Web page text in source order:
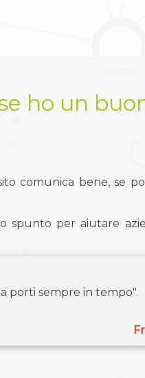
ho un
comunica bene, se
per aiutare
porti sempre in tempo".